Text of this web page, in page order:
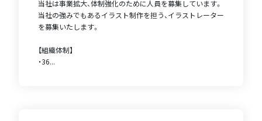
当社は事業拡大、体制強化のために人員を募集しています。
当社の強みでもあるイラスト制作を担う、イラストレーター
を募集いたします。
【組織体制】
・36...